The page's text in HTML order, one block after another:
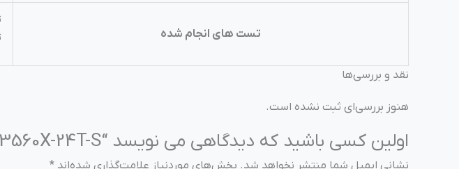
تست های انجام شده
نقد و بررسی‌ها
هنوز بررسی‌ای ثبت نشده است.
اولین کسی باشید که دیدگاهی می نویسد “Cisco-WS-C3560X-24T-S سوییچ سیسکو”
نشانی ایمیل شما منتشر نخواهد شد. بخش‌های موردنیاز علامت‌گذاری شده‌اند *